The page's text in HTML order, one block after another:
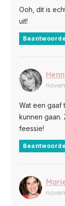
Ooh, dit is
uit!
Wat een gaaf
kunnen gaan.
feessie!